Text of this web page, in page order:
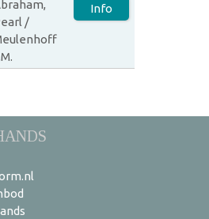
/
Info